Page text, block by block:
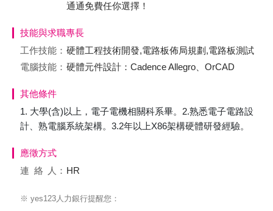
通通免費任你選擇！
技能與求職專長
工作技能： 硬體工程技術開發,電路板佈局規劃,電路板測試
電腦技能： 硬體元件設計：Cadence Allegro、OrCAD
其他條件
1. 大學(含)以上，電子電機相關科系畢。2.熟悉電子電路設
計、熟電腦系統架構。3.2年以上X86架構硬體研發經驗。
應徵方式
連絡
人： HR
※ yes123人力銀行提醒您：